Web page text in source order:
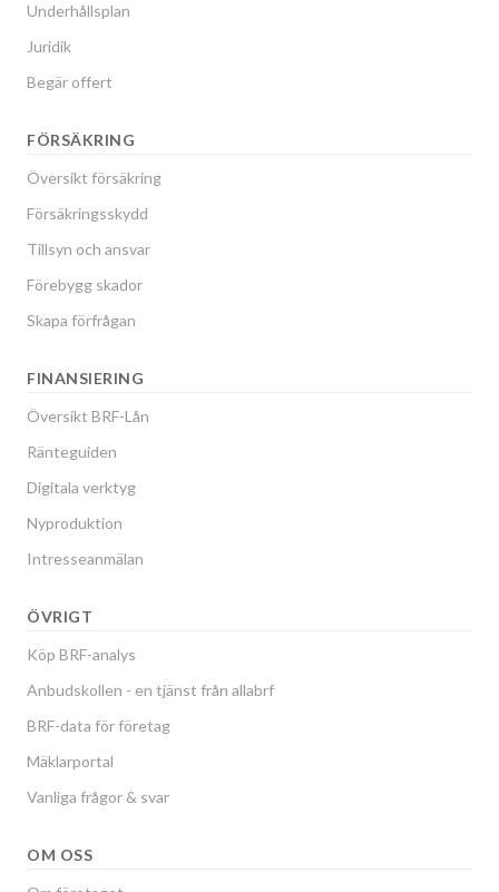
Underhållsplan
Juridik
Begär offert
FÖRSÄKRING
Översikt försäkring
Försäkringsskydd
Tillsyn och ansvar
Förebygg skador
Skapa förfrågan
FINANSIERING
Översikt BRF-Lån
Ränteguiden
Digitala verktyg
Nyproduktion
Intresseanmälan
ÖVRIGT
Köp BRF-analys
Anbudskollen - en tjänst från allabrf
BRF-data för företag
Mäklarportal
Vanliga frågor & svar
OM OSS